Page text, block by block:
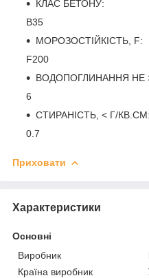
КЛАС БЕТОНУ:
B35
МОРОЗОСТІЙКІСТЬ, F:
F200
ВОДОПОГЛИНАННЯ НЕ
6
СТИРАНІСТЬ, < Г/КВ.СМ:
0.7
Приховати
Характеристики
Основні
Виробник
Країна виробник